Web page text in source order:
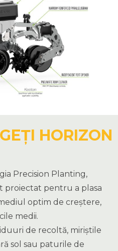
HORIZON
Precision Planting,
proiectat pentru a plasa
optim de creștere,
medii.
de recoltă, miriștile
sol sau paturile de